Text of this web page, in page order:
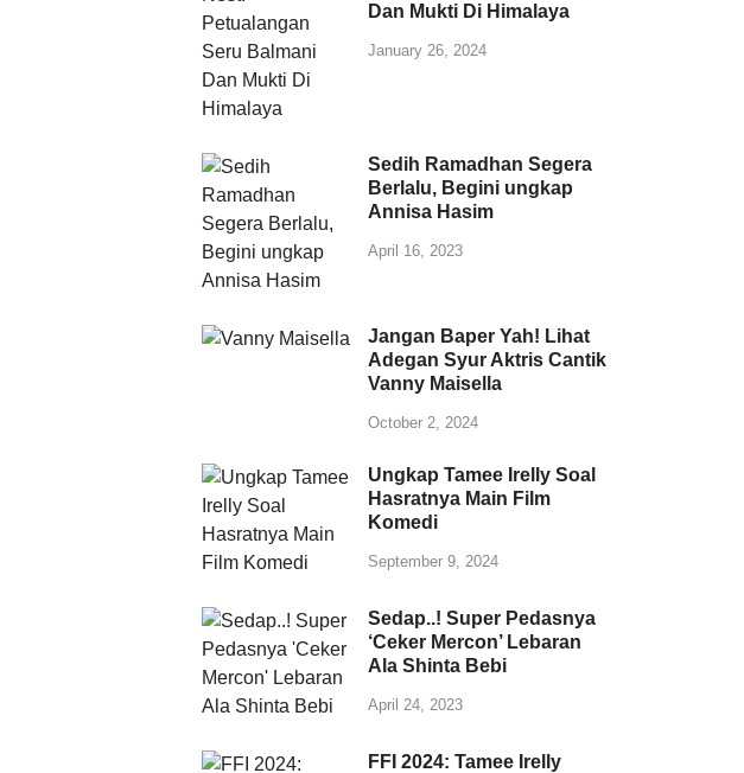
Dan Mukti Di Himalaya
January 26, 2024
Sedih Ramadhan Segera
Berlalu, Begini ungkap
Annisa Hasim
April 16, 2023
Jangan Baper Yah! Lihat
Adegan Syur Aktris Cantik
Vanny Maisella
October 2, 2024
Ungkap Tamee Irelly Soal
Hasratnya Main Film
Komedi
September 9, 2024
Sedap..! Super Pedasnya
‘Ceker Mercon’ Lebaran
Ala Shinta Bebi
April 24, 2023
FFI 2024: Tamee Irelly